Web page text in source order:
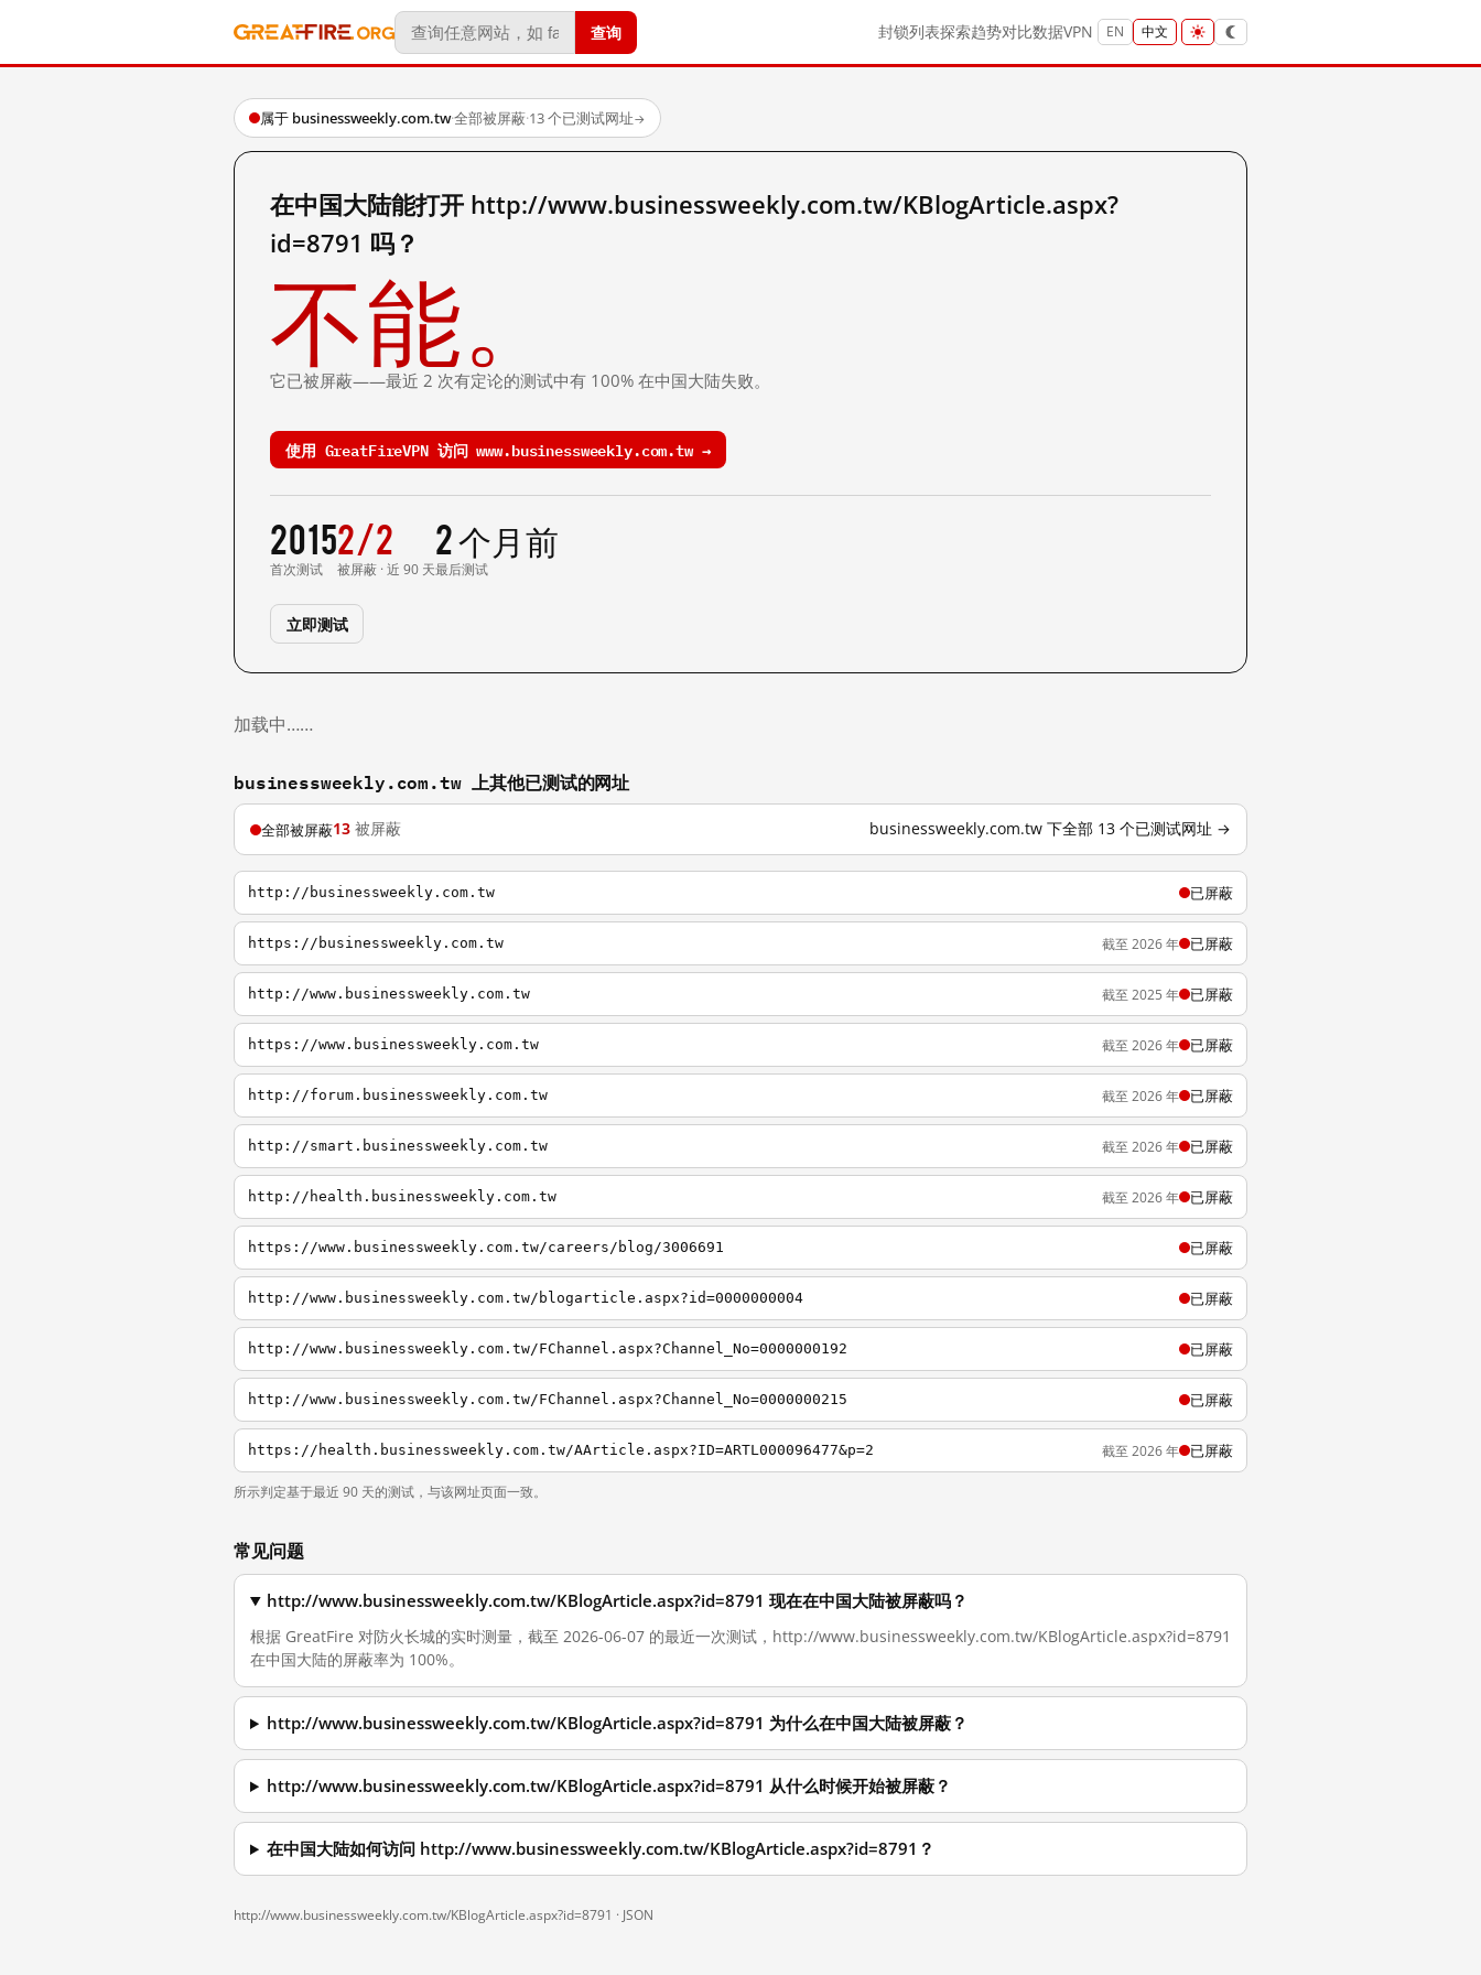
查询 封锁列表探索趋势对比数据VPN EN 中文
属于 businessweekly.com.tw·全部被屏蔽·13 个已测试网址→
在中国大陆能打开 http://www.businessweekly.com.tw/KBlogArticle.aspx?
id=8791 吗？
不能。
它已被屏蔽——最近 2 次有定论的测试中有 100% 在中国大陆失败。
使用 GreatFireVPN 访问 www.businessweekly.com.tw →
2015
首次测试
2/2
被屏蔽 · 近 90 天
2 个月前
最后测试
立即测试
加载中……
businessweekly.com.tw 上其他已测试的网址
全部被屏蔽13 被屏蔽 businessweekly.com.tw 下全部 13 个已测试网址 →
http://businessweekly.com.tw 已屏蔽
https://businessweekly.com.tw 截至 2026 年 已屏蔽
http://www.businessweekly.com.tw 截至 2025 年 已屏蔽
https://www.businessweekly.com.tw 截至 2026 年 已屏蔽
http://forum.businessweekly.com.tw 截至 2026 年 已屏蔽
http://smart.businessweekly.com.tw 截至 2026 年 已屏蔽
http://health.businessweekly.com.tw 截至 2026 年 已屏蔽
https://www.businessweekly.com.tw/careers/blog/3006691 已屏蔽
http://www.businessweekly.com.tw/blogarticle.aspx?id=0000000004 已屏蔽
http://www.businessweekly.com.tw/FChannel.aspx?Channel_No=0000000192 已屏蔽
http://www.businessweekly.com.tw/FChannel.aspx?Channel_No=0000000215 已屏蔽
https://health.businessweekly.com.tw/AArticle.aspx?ID=ARTL000096477&p=2 截至 2026 年 已屏蔽
所示判定基于最近 90 天的测试，与该网址页面一致。
常见问题
http://www.businessweekly.com.tw/KBlogArticle.aspx?id=8791 现在在中国大陆被屏蔽吗？
根据 GreatFire 对防火长城的实时测量，截至 2026-06-07 的最近一次测试，http://www.businessweekly.com.tw/KBlogArticle.aspx?id=8791
在中国大陆的屏蔽率为 100%。
http://www.businessweekly.com.tw/KBlogArticle.aspx?id=8791 为什么在中国大陆被屏蔽？
http://www.businessweekly.com.tw/KBlogArticle.aspx?id=8791 从什么时候开始被屏蔽？
在中国大陆如何访问 http://www.businessweekly.com.tw/KBlogArticle.aspx?id=8791？
http://www.businessweekly.com.tw/KBlogArticle.aspx?id=8791 · JSON